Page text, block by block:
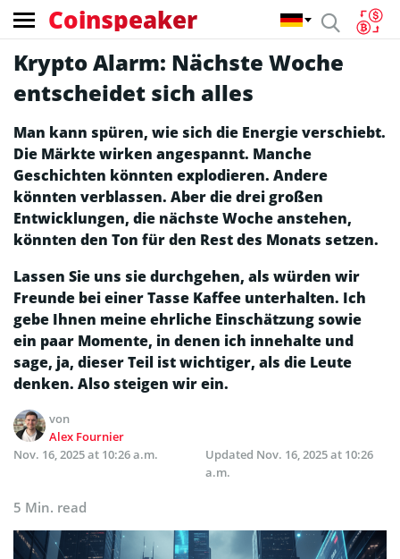
Coinspeaker
Krypto Alarm: Nächste Woche
entscheidet sich alles
Man kann spüren, wie sich die Energie verschiebt.
Die Märkte wirken angespannt. Manche
Geschichten könnten explodieren. Andere
könnten verblassen. Aber die drei großen
Entwicklungen, die nächste Woche anstehen,
könnten den Ton für den Rest des Monats setzen.
Lassen Sie uns sie durchgehen, als würden wir
Freunde bei einer Tasse Kaffee unterhalten. Ich
gebe Ihnen meine ehrliche Einschätzung sowie
ein paar Momente, in denen ich innehalte und
sage, ja, dieser Teil ist wichtiger, als die Leute
denken. Also steigen wir ein.
von
Alex Fournier
Nov. 16, 2025 at 10:26 a.m.
Updated Nov. 16, 2025 at 10:26
a.m.
5 Min. read